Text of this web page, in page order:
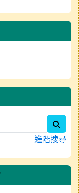
進階搜尋